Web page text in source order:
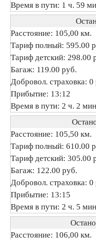
Время в пути: 1 ч. 59
Расстояние: 105,00 км.
Тариф полный: 595.00
Тариф детский: 298.00
Багаж: 119.00 руб.
Добровол. страховка: 0
Прибытие: 13:12
Время в пути: 2 ч. 2
Расстояние: 105,50 км.
Тариф полный: 610.00
Тариф детский: 305.00
Багаж: 122.00 руб.
Добровол. страховка: 0
Прибытие: 13:15
Время в пути: 2 ч. 5
Расстояние: 106,00 км.